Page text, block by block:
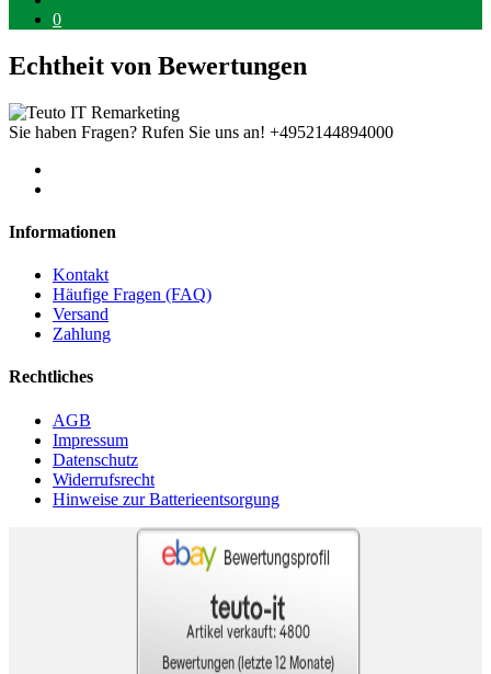
0
Echtheit von Bewertungen
Sie haben Fragen? Rufen Sie uns an! +4952144894000
Informationen
Kontakt
Häufige Fragen (FAQ)
Versand
Zahlung
Rechtliches
AGB
Impressum
Datenschutz
Widerrufsrecht
Hinweise zur Batterieentsorgung